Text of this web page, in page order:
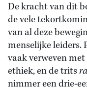
De kracht van dit
de vele
van al deze
menselijke leiders.
vaak verweven
ethiek, en de trits
nimmer een drie-